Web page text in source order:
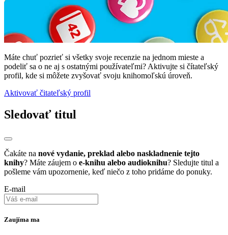
Máte chuť pozrieť si všetky svoje recenzie na jednom mieste a
podeliť sa o ne aj s ostatnými používateľmi? Aktivujte si čítateľský
profil, kde si môžete zvyšovať svoju knihomoľskú úroveň.
Aktivovať čitateľský profil
Sledovať titul
Čakáte na nové vydanie, preklad alebo naskladnenie tejto
knihy? Máte záujem o e-knihu alebo audioknihu? Sledujte titul a
pošleme vám upozornenie, keď niečo z toho pridáme do ponuky.
E-mail
Zaujíma ma